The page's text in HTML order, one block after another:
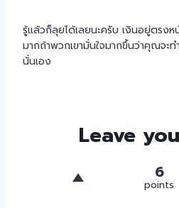
รู้แล้วก็ลุยได้เลยนะครับ เงินอยู่ตรง
มากถ้าพวกเขามั่นใจมากขึ้นว่าคุณจะ
นั่นเอง
Leave
6
points